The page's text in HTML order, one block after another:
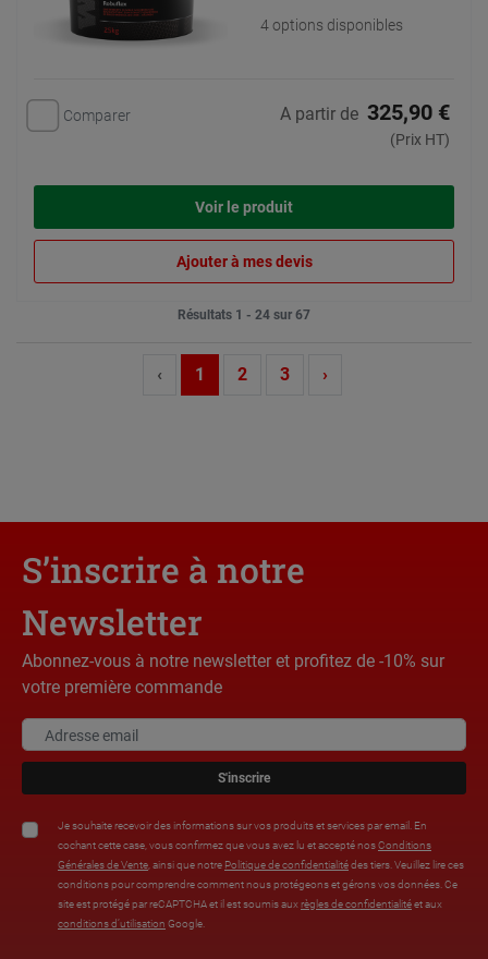
4 options disponibles
Comparer A partir de 325,90 €
(Prix HT)
Voir le produit
Ajouter à mes devis
Résultats 1 - 24 sur 67
‹ 1 2 3 ›
S’inscrire à notre
Newsletter
Abonnez-vous à notre newsletter et profitez de -10% sur
votre première commande
S'inscrire
Je souhaite recevoir des informations sur vos produits et services par email. En
cochant cette case, vous confirmez que vous avez lu et accepté nosConditions
Générales de Vente , ainsi que notre Politique de confidentialitédes tiers. Veuillez lire ces
conditions pour comprendre comment nous protégeons et gérons vos données. Ce
site est protégé par reCAPTCHA et il est soumis aux règles de confidentialitéet aux
conditions d’utilisation Google.